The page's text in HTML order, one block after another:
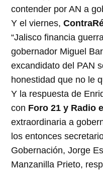
contender por AN a
Y el viernes,
“Jalisco financia
gobernador Miguel
excandidato del PAN
honestidad que no le
Y la respuesta de
con Foro 21 y Radio
extraordinaria a
los entonces
Gobernación, Jorge
Manzanilla Prieto,